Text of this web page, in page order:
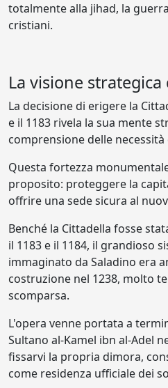
totalmente alla jihad, la
cristiani.
La visione strategica
La decisione di erigere la
e il 1183 rivela la sua mente
comprensione delle
Questa fortezza
proposito: proteggere la
offrire una sede sicura al
Benché la Cittadella fosse
il 1183 e il 1184, il grandioso
immaginato da Saladino era
costruzione nel 1238, molto
scomparsa.
L'opera venne portata a
Sultano al-Kamel ibn al-Adel
fissarvi la propria dimora,
come residenza ufficiale dei